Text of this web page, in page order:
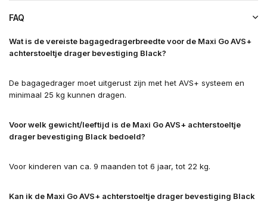
FAQ
Wat is de vereiste bagagedragerbreedte voor de Maxi Go AVS+
achterstoeltje drager bevestiging Black?
De bagagedrager moet uitgerust zijn met het AVS+ systeem en
minimaal 25 kg kunnen dragen.
Voor welk gewicht/leeftijd is de Maxi Go AVS+ achterstoeltje
drager bevestiging Black bedoeld?
Voor kinderen van ca. 9 maanden tot 6 jaar, tot 22 kg.
Kan ik de Maxi Go AVS+ achterstoeltje drager bevestiging Black